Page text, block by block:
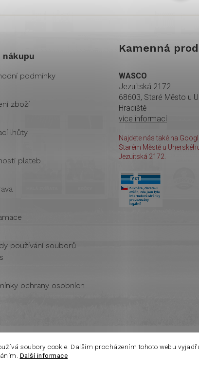
soubory cookie. Dalším procházením tohoto webu
Další informace
nákupu
podmínky
zboží
lhůty
plateb
používání souborů
ochrany osobních
Kamenná
WASCO
Jezuitská 2172
68603, Staré Město u
Hradiště
více informací
Najdete nás také na
Starém Městě u
Jezuitská 2172.